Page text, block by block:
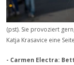
(pst). Sie provoziert
Katja Krasavice eine
- Carmen Electra: